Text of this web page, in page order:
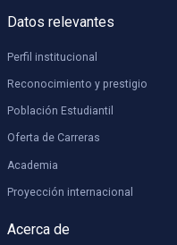
Datos relevantes
Perfil institucional
Reconocimiento y prestigio
Población Estudiantil
Oferta de Carreras
Academia
Proyección internacional
Acerca de